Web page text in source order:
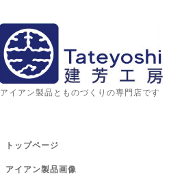
アイアン製品とものづくりの専門店です
トップページ
アイアン製品画像